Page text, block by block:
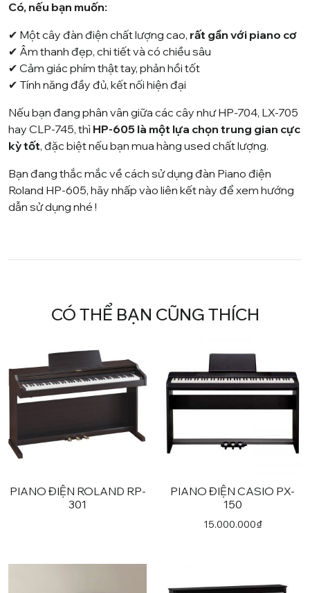
Có, nếu bạn muốn:
✔ Một cây đàn điện chất lượng cao, rất gần với piano cơ
✔ Âm thanh đẹp, chi tiết và có chiều sâu
✔ Cảm giác phím thật tay, phản hồi tốt
✔ Tính năng đầy đủ, kết nối hiện đại
Nếu bạn đang phân vân giữa các cây như HP-704, LX-705
hay CLP-745, thì HP-605 là một lựa chọn trung gian cực
kỳ tốt, đặc biệt nếu bạn mua hàng used chất lượng.
Bạn đang thắc mắc về cách sử dụng đàn Piano điện
Roland HP-605, hãy nhấp vào liên kết này để xem hướng
dẫn sử dụng nhé !
CÓ THỂ BẠN CŨNG THÍCH
PIANO ĐIỆN ROLAND RP-
301
PIANO ĐIỆN CASIO PX-
150
15.000.000₫